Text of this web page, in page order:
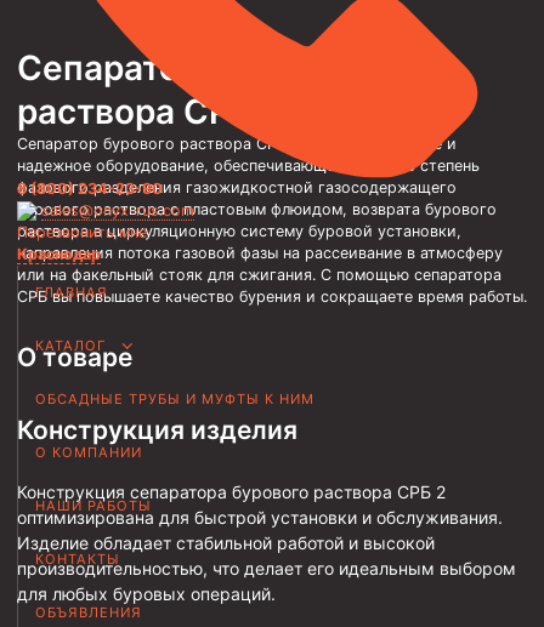
8 (800) 234-23-90
sales@onyx-rus.com
Перезвонить мне
Краснодар
ГЛАВНАЯ
КАТАЛОГ
ОБСАДНЫЕ ТРУБЫ И МУФТЫ К НИМ
О КОМПАНИИ
НАШИ РАБОТЫ
КОНТАКТЫ
ОБЪЯВЛЕНИЯ
Трубы НКТ ТУ 14-3Р-138-2014
Трубы НКТ ТУ 14-3Р-121-2011
Трубы НКТ ТУ 14-161-232-2008
Трубы НКТ ТУ 39-0147016-97-99
Трубы НКТ ТУ 14-3-1534-87
Трубы НКТ ТУ 14-161-237-2018
Трубы НКТ ТУ 14-161-237-2018
Муфты для насосно-компрессорных труб
Муфта НКТ 114
Муфта НКТ 102
Муфта НКТ 89
Муфта НКТ 73
Муфта НКВ 73
Муфта НКВ 60
Сепаратор бурового
раствора СРБ
Сепаратор бурового раствора СРБ — это современное и
надежное оборудование, обеспечивающее высокую степень
фазового разделения газожидкостной газосодержащего
бурового раствора с пластовым флюидом, возврата бурового
раствора в циркуляционную систему буровой установки,
направления потока газовой фазы на рассеивание в атмосферу
или на факельный стояк для сжигания. С помощью сепаратора
СРБ вы повышаете качество бурения и сокращаете время работы.
О товаре
Конструкция изделия
Конструкция сепаратора бурового раствора СРБ 2
оптимизирована для быстрой установки и обслуживания.
Изделие обладает стабильной работой и высокой
производительностью, что делает его идеальным выбором
для любых буровых операций.